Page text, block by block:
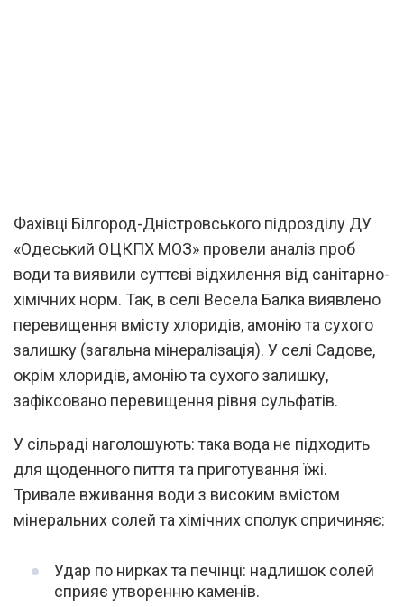
Фахівці Білгород-Дністровського підрозділу ДУ
«Одеський ОЦКПХ МОЗ» провели аналіз проб
води та виявили суттєві відхилення від санітарно-
хімічних норм. Так, в селі Весела Балка виявлено
перевищення вмісту хлоридів, амонію та сухого
залишку (загальна мінералізація). У селі Садове,
окрім хлоридів, амонію та сухого залишку,
зафіксовано перевищення рівня сульфатів.
У сільраді наголошують: така вода не підходить
для щоденного пиття та приготування їжі.
Тривале вживання води з високим вмістом
мінеральних солей та хімічних сполук спричиняє:
Удар по нирках та печінці: надлишок солей
сприяє утворенню каменів.